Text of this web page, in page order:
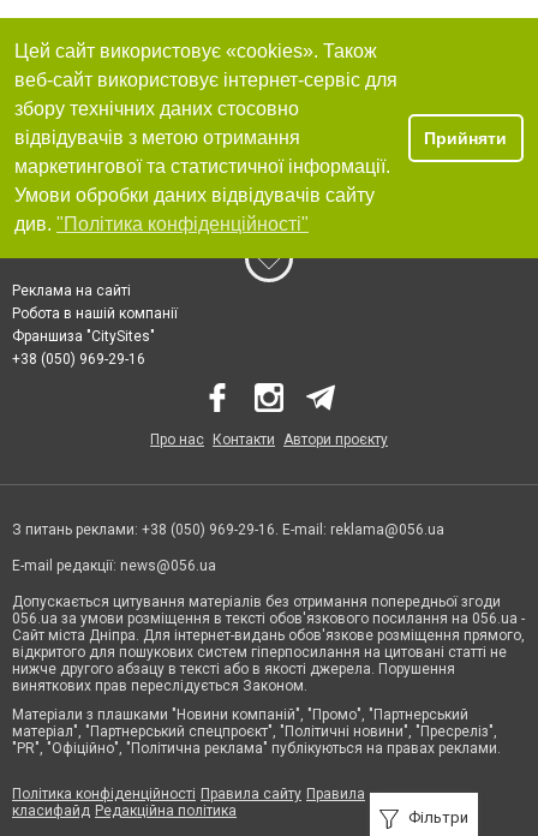
Фільтри
Цей сайт використовує «cookies». Також
веб-сайт використовує інтернет-сервіс для
збору технічних даних стосовно
відвідувачів з метою отримання
маркетингової та статистичної інформації.
Умови обробки даних відвідувачів сайту
див. "Політика конфіденційності"
Прийняти
Реклама на сайті
Робота в нашій компанії
Франшиза "CitySites"
+38 (050) 969-29-16
Про нас Контакти Автори проєкту
З питань реклами: +38 (050) 969-29-16. E-mail: reklama@056.ua
E-mail редакції: news@056.ua
Допускається цитування матеріалів без отримання попередньої згоди
056.ua за умови розміщення в тексті обов'язкового посилання на 056.ua -
Сайт міста Дніпра. Для інтернет-видань обов'язкове розміщення прямого,
відкритого для пошукових систем гіперпосилання на цитовані статті не
нижче другого абзацу в тексті або в якості джерела. Порушення
виняткових прав переслідується Законом.
Матеріали з плашками "Новини компаній", "Промо", "Партнерський
матеріал", "Партнерський спецпроєкт", "Політичні новини", "Пресреліз",
"PR", "Офіційно", "Політична реклама" публікуються на правах реклами.
Політика конфіденційності Правила сайту Правила
класифайд Редакційна політика